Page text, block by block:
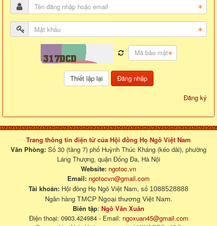
Đăng nhập
Đăng ký
Trang thông tin điện tử của Hội đồng Họ Ngô Việt Nam
Văn Phòng: Số 30 (tầng 7) phố Huỳnh Thúc Kháng (kéo dài), phường
Láng Thượng, quận Đống Đa, Hà Nội
Website: ngotoc.vn
Email: ngotocvn@gmail.com
Tài khoản: Hội đồng Họ Ngô Việt Nam, số 1088528888
Ngân hàng TMCP Ngoại thương Việt Nam.
Biên tập: Ngô Văn Xuân
Điện thoại: 0903.424984 - Email: ngoxuan45@gmail.com